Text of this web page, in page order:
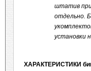
штатив
отдельно.
установки
ХАРАКТЕРИСТИКИ